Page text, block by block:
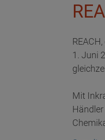
1. Juni
Mit